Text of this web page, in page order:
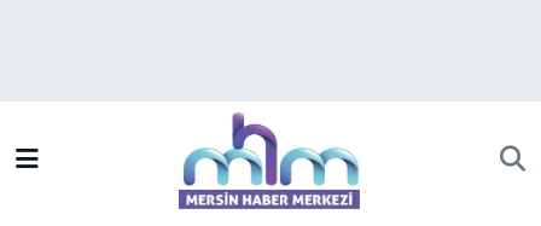
Mersin Trafik Yoğunluk Haritası
Süper Lig Puan Durumu ve Fikstür